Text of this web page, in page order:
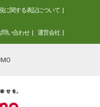
に関する表記について
問い合わせ 運営会社